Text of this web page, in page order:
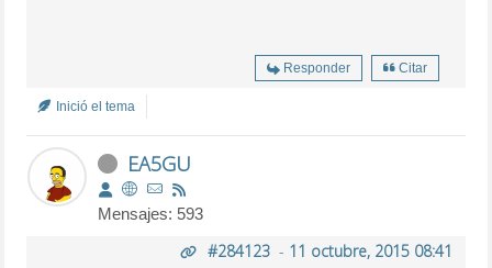
Responder Citar
Inició el tema
EA5GU
Mensajes: 593
#284123- 11 octubre, 2015 08:41